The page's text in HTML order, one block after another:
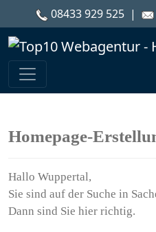
08433 929 525|
Homepage-
Hallo Wuppertal,
Sie sind auf der Suche in
Dann sind Sie hier richtig.